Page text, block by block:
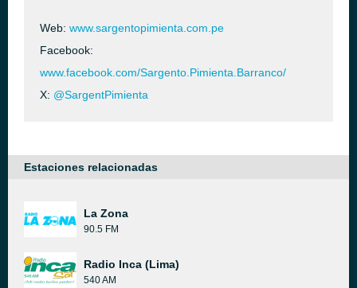
Web: www.sargentopimienta.com.pe
Facebook:
www.facebook.com/Sargento.Pimienta.Barranco/
X: @SargentPimienta
Estaciones relacionadas
La Zona
90.5 FM
Radio Inca (Lima)
540 AM